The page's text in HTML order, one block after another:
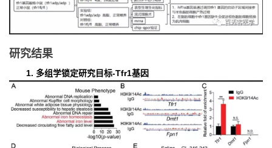
研究结果
1. 多组学锁定研究目标-Tfr1基因